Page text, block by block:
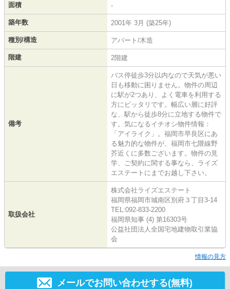
面積 -
築年数 2001年 3月 (築25年)
種別/構造 アパート/木造
階建 2階建
備考
バス停徒歩3分以内なので天気が悪い
日も移動に困りません。物件の周辺
に駅が2つあり、よく電車を利用する
方にピッタリです。幅広い層に好評
な、駅から徒歩8分に立地する物件で
す。気になるイチオシ物件情報：
「アイライク」。福岡市早良区にあ
る魅力的な物件が、福岡市七隈線野
芥近くに多数ございます。物件の見
学、ご契約に関する事なら、ライズ
エステートにまでお越し下さい。
取扱会社
株式会社ライズエステート
福岡県福岡市城南区別府３丁目3-14
TEL:092-833-2200
福岡県知事 (4) 第16303号
公益社団法人全国宅地建物取引業協
会
情報の見方
メールでお問い合わせする(無料)